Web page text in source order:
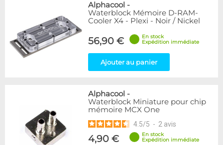
Alphacool -
Waterblock Mémoire D-RAM-
Cooler X4 - Plexi - Noir / Nickel
56,90 €
En stock
Expédition immédiate
Ajouter au panier
Alphacool -
Waterblock Miniature pour chip
mémoire MCX One
4.5/5 - 2 avis
4,90 €
En stock
Expédition immédiate